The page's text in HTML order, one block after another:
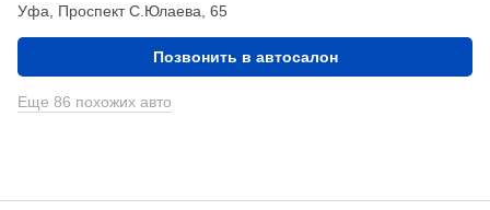
Уфа, Проспект С.Юлаева, 65
Позвонить в автосалон
Еще 86 похожих авто